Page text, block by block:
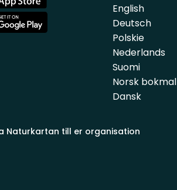
English
Deutsch
Polskie
Nederlands
Suomi
Norsk bokmal
Dansk
Naturkartan till er organisation